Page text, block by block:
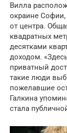
Вилла
окраине
от центра.
квадратных
десятками
доходом.
приватный
такие люди
пожелавшие
Галкина
стала